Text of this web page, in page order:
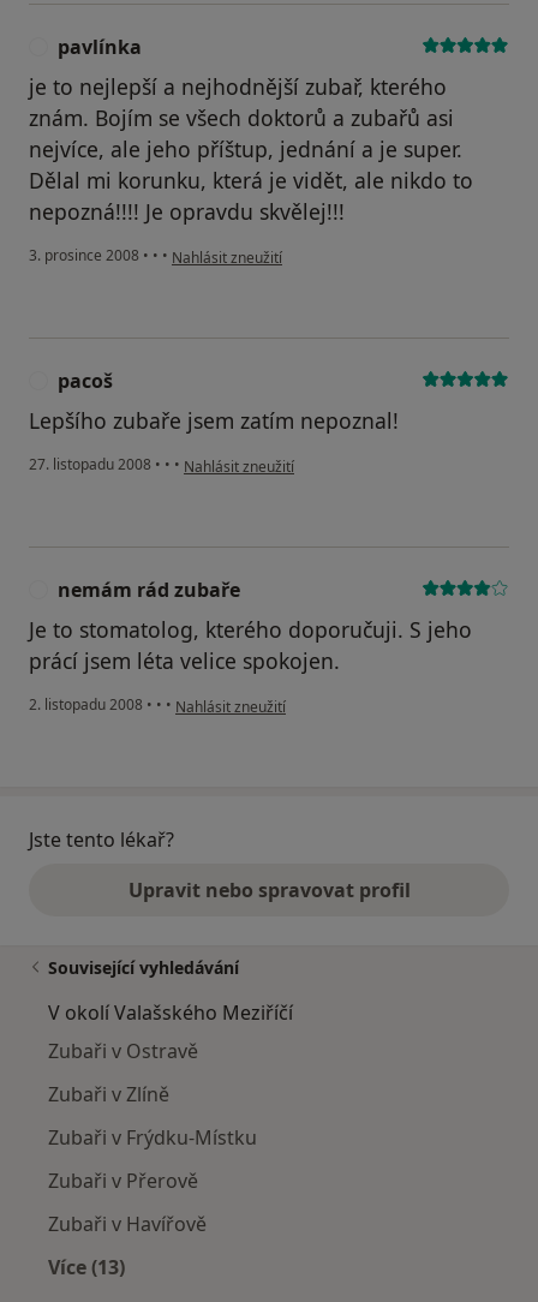
pavlínka
je to nejlepší a nejhodnější zubař, kterého
znám. Bojím se všech doktorů a zubařů asi
nejvíce, ale jeho příštup, jednání a je super.
Dělal mi korunku, která je vidět, ale nikdo to
nepozná!!!! Je opravdu skvělej!!!
3. prosince 2008 • • • podle názoru uživatele pavlínka
Nahlásit zneužití
pacoš
Lepšího zubaře jsem zatím nepoznal!
27. listopadu 2008 • • • podle názoru uživatele pacoš
Nahlásit zneužití
nemám rád zubaře
Je to stomatolog, kterého doporučuji. S jeho
prácí jsem léta velice spokojen.
2. listopadu 2008 • • • podle názoru uživatele nemám rád zubaře
Nahlásit zneužití
Jste tento lékař?
Upravit nebo spravovat profil
Související vyhledávání
V okolí Valašského Meziříčí
Zubaři v Ostravě
Zubaři v Zlíně
Zubaři v Frýdku-Místku
Zubaři v Přerově
Zubaři v Havířově
Více (13)